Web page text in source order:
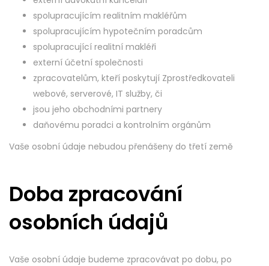
spolupracujícím realitním makléřům
spolupracujícím hypotečním poradcům
spolupracující realitní makléři
externí účetní společnosti
zpracovatelům, kteří poskytují Zprostředkovateli
webové, serverové, IT služby, či
jsou jeho obchodními partnery
daňovému poradci a kontrolním orgánům
Vaše osobní údaje nebudou přenášeny do třetí země
Doba zpracování
osobních údajů
Vaše osobní údaje budeme zpracovávat po dobu, po